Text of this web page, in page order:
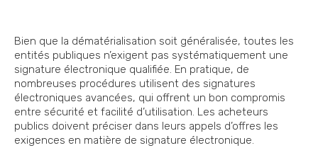
Bien que la dématérialisation soit généralisée, toutes les
entités publiques n’exigent pas systématiquement une
signature électronique qualifiée. En pratique, de
nombreuses procédures utilisent des signatures
électroniques avancées, qui offrent un bon compromis
entre sécurité et facilité d’utilisation. Les acheteurs
publics doivent préciser dans leurs appels d’offres les
exigences en matière de signature électronique.